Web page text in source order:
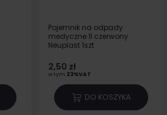
Pojemnik na odpady
medyczne 1l czerwony
Neuplast 1szt
2,50 zł
w tym 23%VAT
DO KOSZYKA